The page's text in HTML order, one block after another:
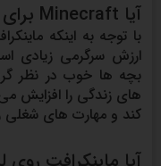
آیا Minecraft برای بچه ها خوب است؟
با توجه به اینکه
های زندگی را افزایش
کند و مهارت های شغلی